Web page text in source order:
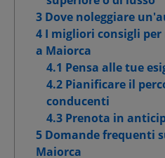
3 Dove noleggiare
4 I migliori consigli
a Maiorca
4.1 Pensa alle tue
4.2 Pianificare il
conducenti
4.3 Prenota in
5 Domande frequenti
Maiorca
Conferma le